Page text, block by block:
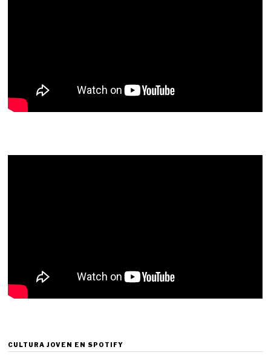
CULTURA JOVEN EN SPOTIFY